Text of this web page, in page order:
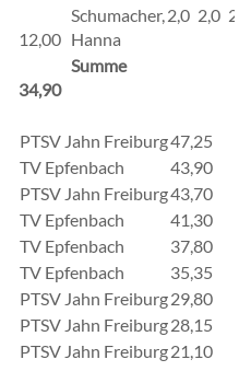
12,00
34,90
Schumacher,
Hanna
2,0 2,0 2,1
Summe
PTSV Jahn Freiburg47,25
TV Epfenbach
43,90
PTSV Jahn Freiburg43,70
TV Epfenbach
41,30
TV Epfenbach
37,80
TV Epfenbach
35,35
PTSV Jahn Freiburg29,80
PTSV Jahn Freiburg28,15
PTSV Jahn Freiburg21,10